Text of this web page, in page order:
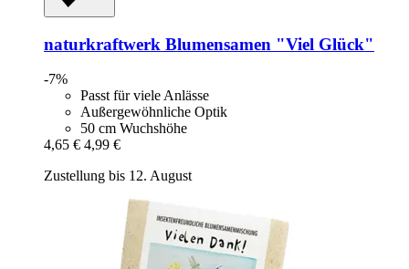
naturkraftwerk Blumensamen "Viel Glück"
-7%
Passt für viele Anlässe
Außergewöhnliche Optik
50 cm Wuchshöhe
4,65 € 4,99 €
Zustellung bis 12. August